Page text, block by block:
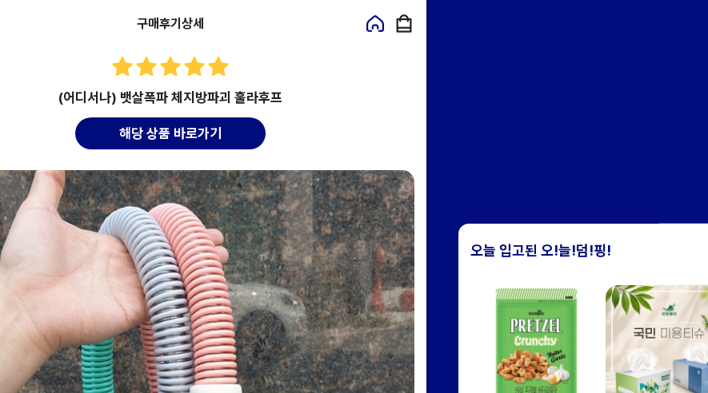
오늘 입고된 오!늘!덤!핑!
구매후기상세
(어디서나) 뱃살폭파 체지방파괴 훌라후프
해당 상품 바로가기